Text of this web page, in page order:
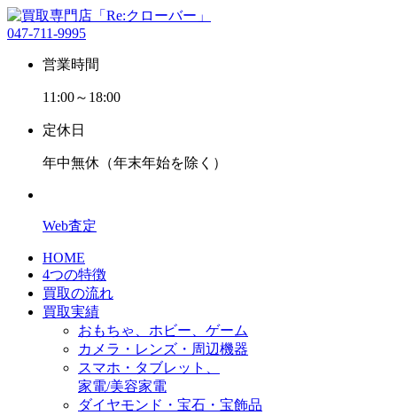
047-711-9995
営業時間
11:00～18:00
定休日
年中無休（年末年始を除く）
Web査定
HOME
4つの特徴
買取の流れ
買取実績
おもちゃ、ホビー、ゲーム
カメラ・レンズ・周辺機器
スマホ・タブレット、
家電/美容家電
ダイヤモンド・宝石・宝飾品